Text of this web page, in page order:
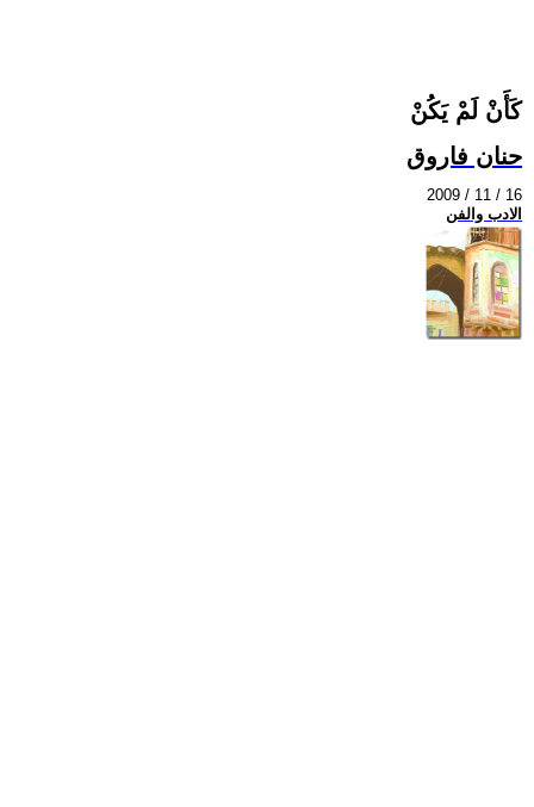
كَأَنْ لَمْ يَكُنْ
حنان فاروق
2009 / 11 / 16
الادب والفن